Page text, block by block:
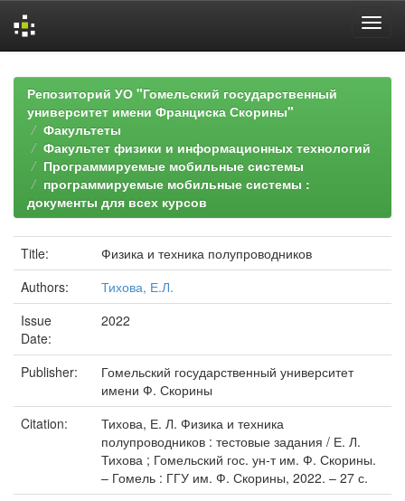
navigationРепозиторий УО "Гомельский государственный
университет имени Франциска Скорины"
Факультеты
Факультет физики и информационных технологий
Программируемые мобильные системы
программируемые мобильные системы :
документы для всех курсов
Title:
Физика и техника полупроводников
Authors:
Тихова, Е.Л.
Issue
Date:
2022
Publisher:
Гомельский государственный университет
имени Ф. Скорины
Citation:
Тихова, Е. Л. Физика и техника
полупроводников : тестовые задания / Е. Л.
Тихова ; Гомельский гос. ун-т им. Ф. Скорины.
– Гомель : ГГУ им. Ф. Скорины, 2022. – 27 с.